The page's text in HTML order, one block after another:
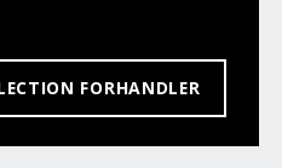
FORHANDLER